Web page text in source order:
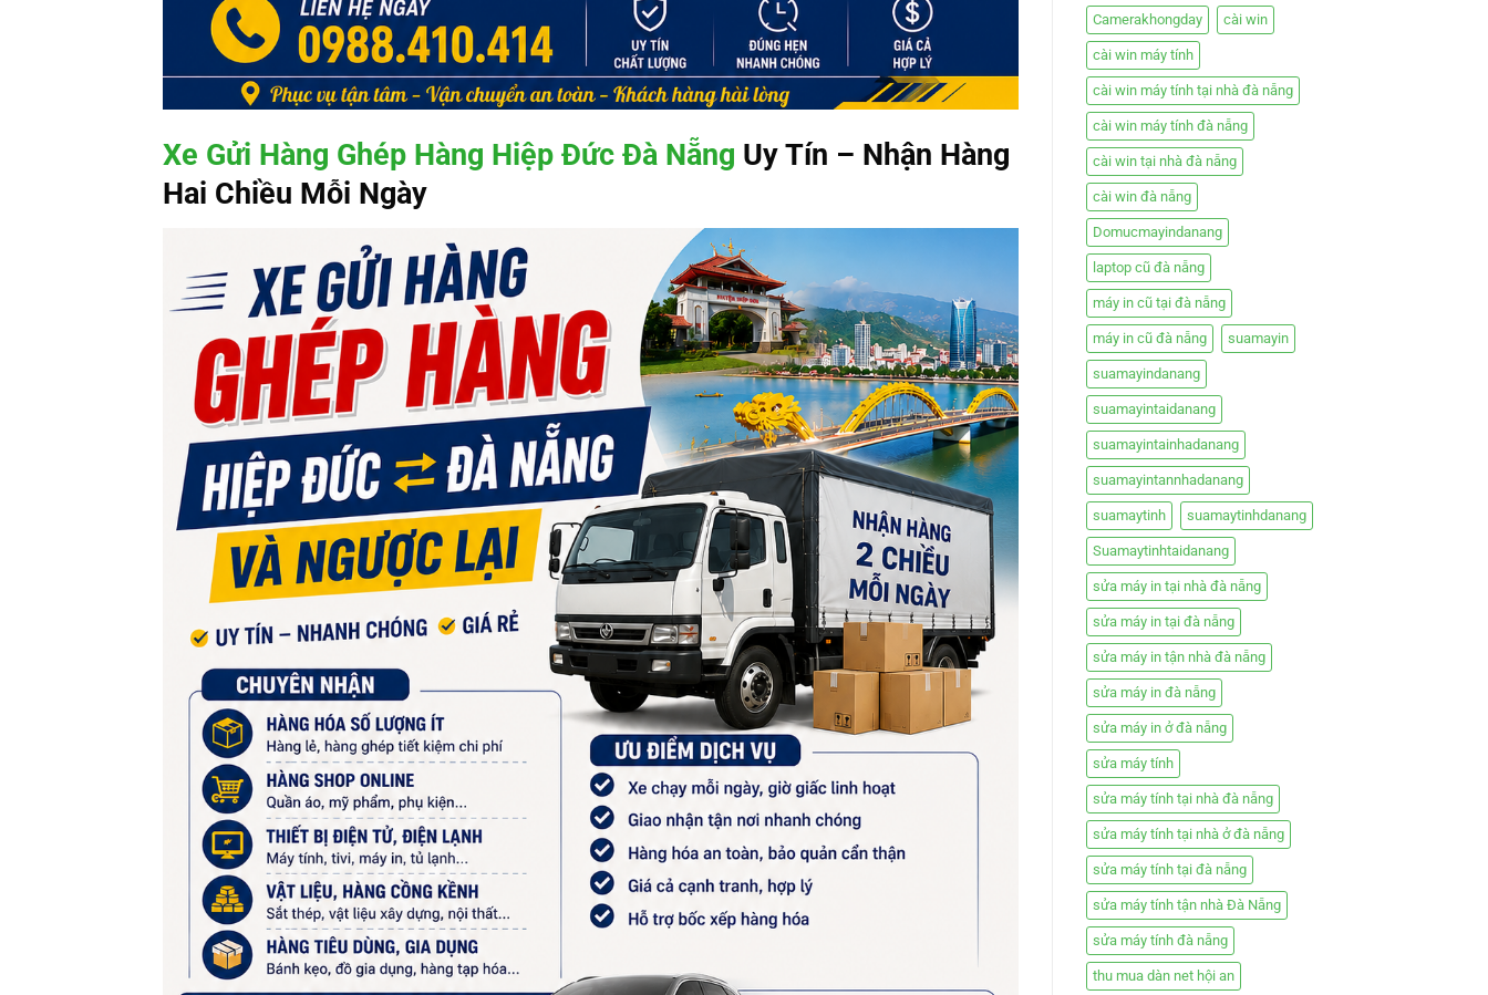
Xe Gửi Hàng Ghép Hàng Hiệp Đức Đà Nẵng Uy Tín – Nhận Hàng
Hai Chiều Mỗi Ngày
Camerakhongday cài win
cài win máy tính
cài win máy tính tại nhà đà nẵng
cài win máy tính đà nẵng
cài win tại nhà đà nẵng
cài win đà nẵng
Domucmayindanang
laptop cũ đà nẵng
máy in cũ tại đà nẵng
máy in cũ đà nẵng suamayin
suamayindanang
suamayintaidanang
suamayintainhadanang
suamayintannhadanang
suamaytinh suamaytinhdanang
Suamaytinhtaidanang
sửa máy in tại nhà đà nẵng
sửa máy in tại đà nẵng
sửa máy in tận nhà đà nẵng
sửa máy in đà nẵng
sửa máy in ở đà nẵng
sửa máy tính
sửa máy tính tại nhà đà nẵng
sửa máy tính tại nhà ở đà nẵng
sửa máy tính tại đà nẵng
sửa máy tính tận nhà Đà Nẵng
sửa máy tính đà nẵng
thu mua dàn net hội an